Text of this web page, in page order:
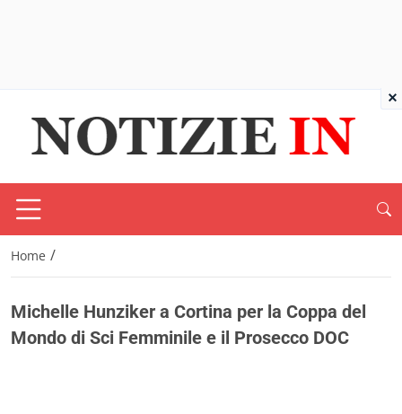
Home /
Michelle Hunziker a Cortina per la Coppa del
Mondo di Sci Femminile e il Prosecco DOC
×